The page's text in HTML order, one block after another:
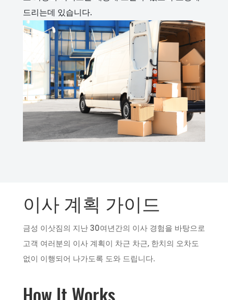
드리는데 있습니다.
이사 계획 가이드
금성 이삿짐의 지난 30여년간의 이사 경험을 바탕으로
고객 여러분의 이사 계획이 차근 차근, 한치의 오차도
없이 이행되어 나가도록 도와 드립니다.
How It Works